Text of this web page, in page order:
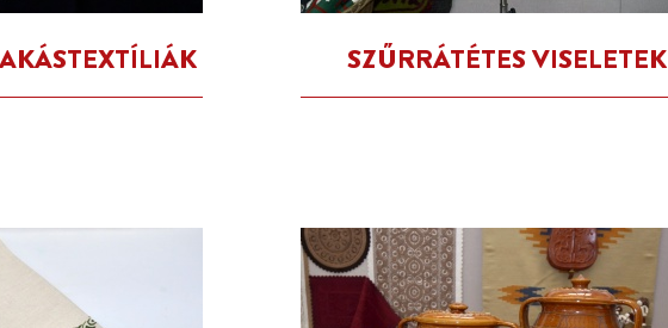
SZŰRRÁTÉTES VISELETEK